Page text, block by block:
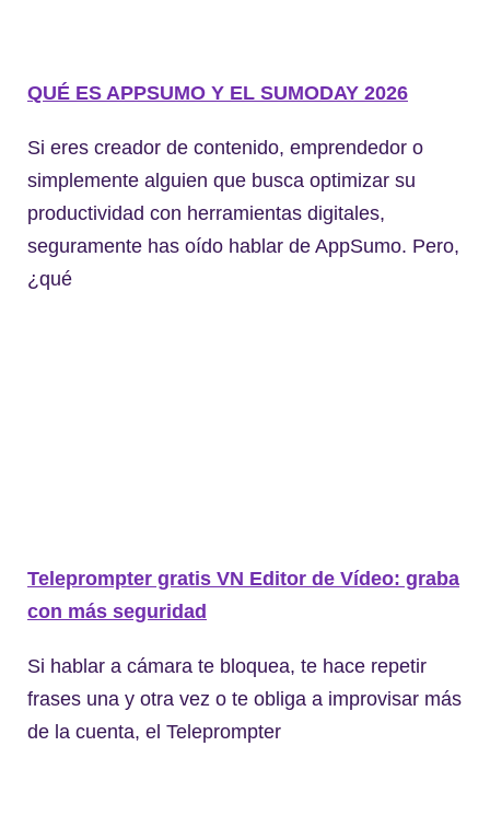
QUÉ ES APPSUMO Y EL SUMODAY 2026
Si eres creador de contenido, emprendedor o
simplemente alguien que busca optimizar su
productividad con herramientas digitales,
seguramente has oído hablar de AppSumo. Pero,
¿qué
Teleprompter gratis VN Editor de Vídeo: graba
con más seguridad
Si hablar a cámara te bloquea, te hace repetir
frases una y otra vez o te obliga a improvisar más
de la cuenta, el Teleprompter